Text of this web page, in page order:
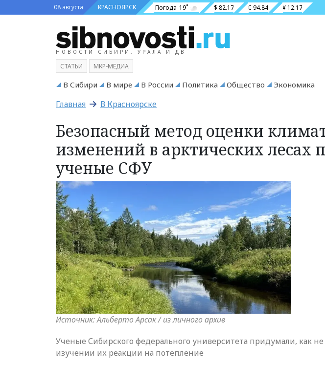
08 августа КРАСНОЯРСК Погода 19˚ $ 82.17 € 94.84 ¥ 12.17
НОВОСТИ СИБИРИ, УРАЛА И ДВ
СТАТЬИ МКР-МЕДИА
В Сибири В мире В России Политика Общество Экономика
Главная В Красноярске
Безопасный метод оценки
изменений в арктических лесах
ученые СФУ
Источник: Альберто Арсак / из личного архив
Ученые Сибирского федерального университета придумали, как
изучении их реакции на потепление